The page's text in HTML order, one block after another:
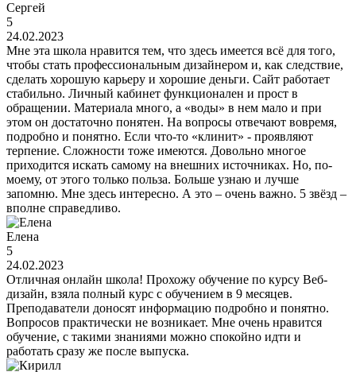
Сергей
5
24.02.2023
Мне эта школа нравится тем, что здесь имеется всё для того,
чтобы стать профессиональным дизайнером и, как следствие,
сделать хорошую карьеру и хорошие деньги. Сайт работает
стабильно. Личный кабинет функционален и прост в
обращении. Материала много, а «воды» в нем мало и при
этом он достаточно понятен. На вопросы отвечают вовремя,
подробно и понятно. Если что-то «клинит» - проявляют
терпение. Сложности тоже имеются. Довольно многое
приходится искать самому на внешних источниках. Но, по-
моему, от этого только польза. Больше узнаю и лучше
запомню. Мне здесь интересно. А это – очень важно. 5 звёзд –
вполне справедливо.
Елена
5
24.02.2023
Отличная онлайн школа! Прохожу обучение по курсу Веб-
дизайн, взяла полный курс с обучением в 9 месяцев.
Преподаватели доносят информацию подробно и понятно.
Вопросов практически не возникает. Мне очень нравится
обучение, с такими знаниями можно спокойно идти и
работать сразу же после выпуска.